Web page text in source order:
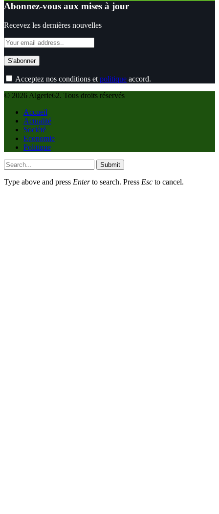
Abonnez-vous aux mises à jour
Recevez les dernières nouvelles
Acceptez nos conditions et politique accord.
© 2026 Algerie62. Tous droits réservés
Accueil
Actualité
Société
Economie
Politique
Submit
Type above and press Enterto search. Press Esc to cancel.